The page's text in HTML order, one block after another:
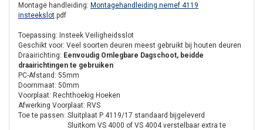
Montage handleiding: Montagehandleiding nemef 4119
insteekslot.pdf
Toepassing: Insteek Veiligheidsslot
Geschikt voor: Veel soorten deuren meest gebruikt bij houten deuren
Draairichting: Eenvoudig Omlegbare Dagschoot, beidde
draairichtingen te gebruiken
PC-Afstand: 55mm
Doornmaat: 50mm
Voorplaat: Rechthoekig Hoeken
Afwerking Voorplaat: RVS
Toe te passen: Sluitplaat P 4119/17 standaard bijgeleverd
Sluitkom VS 4000 of VS 4004 verstelbaar extra te